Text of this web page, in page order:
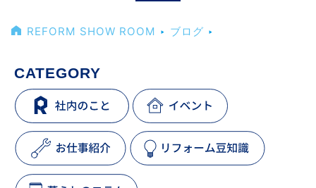
REFORM SHOW ROOM ‣ ブログ ‣
CATEGORY